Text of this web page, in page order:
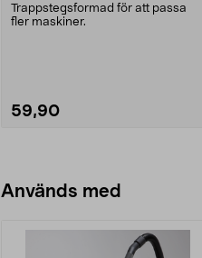
Trappstegsformad för att passa
fler maskiner.
59,90
Används med